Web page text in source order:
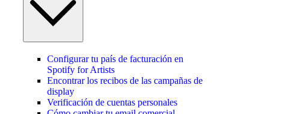
Configurar tu país de facturación en
Spotify for Artists
Encontrar los recibos de las campañas de
display
Verificación de cuentas personales